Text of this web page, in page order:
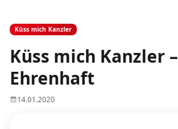
Küss mich Kanzler
Küss mich Kanzler –
Ehrenhaft
14.01.2020